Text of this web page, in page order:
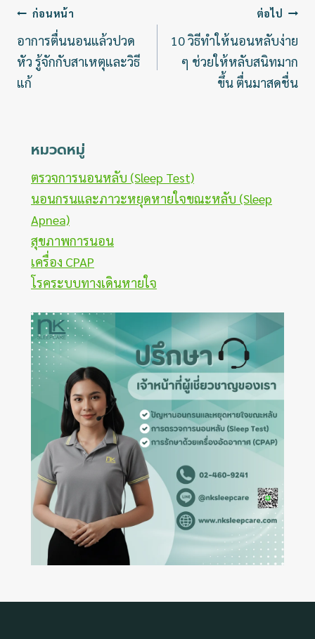
แนะแนว
เรื่อง
ก่อนหน้า
อาการตื่นนอนแล้วปวด
หัว รู้จักกับสาเหตุและวิธี
แก้
ต่อไป
10 วิธีทำให้นอนหลับง่าย
ๆ ช่วยให้หลับสนิทมาก
ขึ้น ตื่นมาสดชื่น
หมวดหมู่
ตรวจการนอนหลับ (Sleep Test)
นอนกรนและภาวะหยุดหายใจขณะหลับ (Sleep
Apnea)
สุขภาพการนอน
เครื่อง CPAP
โรคระบบทางเดินหายใจ